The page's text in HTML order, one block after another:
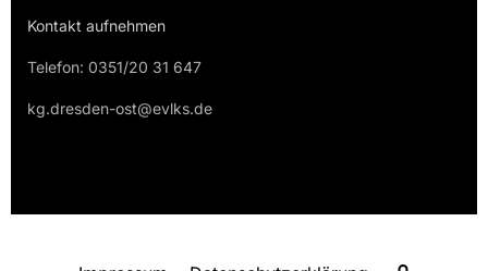
Kontakt aufnehmen
Telefon: 0351/20 31 647
kg.dresden-ost@evlks.de